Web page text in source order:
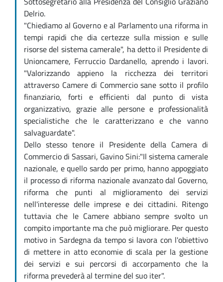
Delrio.
"Chiediamo al Governo e al Parlamento una riforma in
tempi rapidi che dia certezze sulla mission e sulle
risorse del sistema camerale", ha detto il Presidente di
Unioncamere, Ferruccio Dardanello, aprendo i lavori.
"Valorizzando appieno la ricchezza dei territori
attraverso Camere di Commercio sane sotto il profilo
finanziario, forti e efficienti dal punto di vista
organizzativo, grazie alle persone e professionalità
specialistiche che le caratterizzano e che vanno
salvaguardate".
Dello stesso tenore il Presidente della Camera di
Commercio di Sassari, Gavino Sini:"Il sistema camerale
nazionale, e quello sardo per primo, hanno appoggiato
il processo di riforma nazionale avanzato dal Governo,
riforma che punti al miglioramento dei servizi
nell'interesse delle imprese e dei cittadini. Ritengo
tuttavia che le Camere abbiano sempre svolto un
compito importante ma che può migliorare. Per questo
motivo in Sardegna da tempo si lavora con l'obiettivo
di mettere in atto economie di scala per la gestione
dei servizi e sui percorsi di accorpamento che la
riforma prevederà al termine del suo iter".